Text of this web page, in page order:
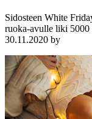
Sidosteen White
ruoka-avulle liki 5000
30.11.2020 by